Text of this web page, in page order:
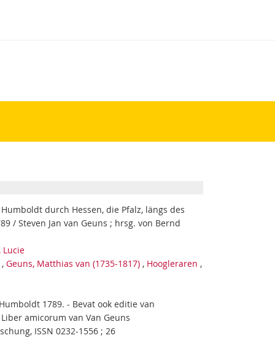
durch Hessen, die Pfalz, längs des
/ Steven Jan van Geuns ; hrsg. von Bernd
Lucie
,Geuns, Matthias van (1735-1817) , Hoogleraren ,
1789. - Bevat ook editie van
amicorum van Van Geuns
ISSN 0232-1556 ; 26